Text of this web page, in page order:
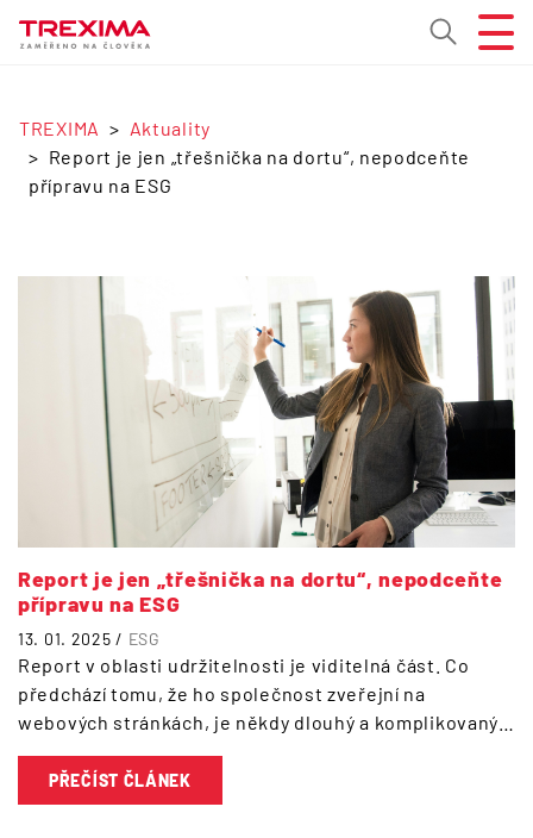
TREXIMA
Aktuality
Report je jen „třešnička na dortu“, nepodceňte
přípravu na ESG
Report je jen „třešnička na dortu“, nepodceňte
přípravu na ESG
13. 01. 2025 / ESG
Report v oblasti udržitelnosti je viditelná část. Co
předchází tomu, že ho společnost zveřejní na
webových stránkách, je někdy dlouhý a komplikovaný…
PŘEČÍST ČLÁNEK